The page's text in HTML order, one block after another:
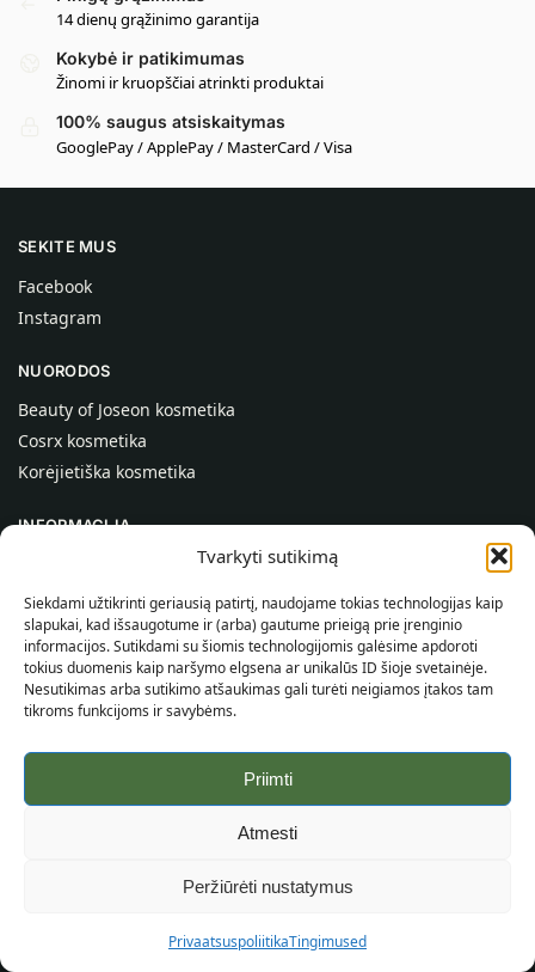
Tvarkyti sutikimą
Siekdami užtikrinti geriausią patirtį, naudojame tokias technologijas kaip
slapukai, kad išsaugotume ir (arba) gautume prieigą prie įrenginio
informacijos. Sutikdami su šiomis technologijomis galėsime apdoroti
tokius duomenis kaip naršymo elgsena ar unikalūs ID šioje svetainėje.
Nesutikimas arba sutikimo atšaukimas gali turėti neigiamos įtakos tam
tikroms funkcijoms ir savybėms.
Priimti
Atmesti
Peržiūrėti nustatymus
PrivaatsuspoliitikaTingimused
14 dienų grąžinimo garantija
Kokybė ir patikimumas
Žinomi ir kruopščiai atrinkti produktai
100% saugus atsiskaitymas
GooglePay / ApplePay / MasterCard / Visa
SEKITE MUS
Facebook
Instagram
NUORODOS
Beauty of Joseon kosmetika
Cosrx kosmetika
Korėjietiška kosmetika
INFORMACIJA
Kontaktai
Pagalba
INFORMACIJA PIRKĖJUI
Pristatymo sąlygos
Taisyklės ir sąlygos
Svetainės žemėlapis